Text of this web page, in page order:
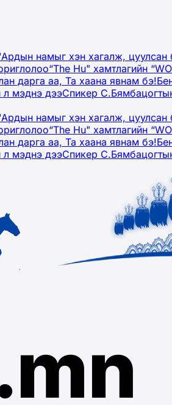
намыг хэн хагалж, цуулсан
“The Hu" хамтлагийн
дарга аа, Та хаана явнам бэ!
л мэднэ дээСпикер
намыг хэн хагалж, цуулсан
“The Hu" хамтлагийн
дарга аа, Та хаана явнам бэ!
л мэднэ дээСпикер